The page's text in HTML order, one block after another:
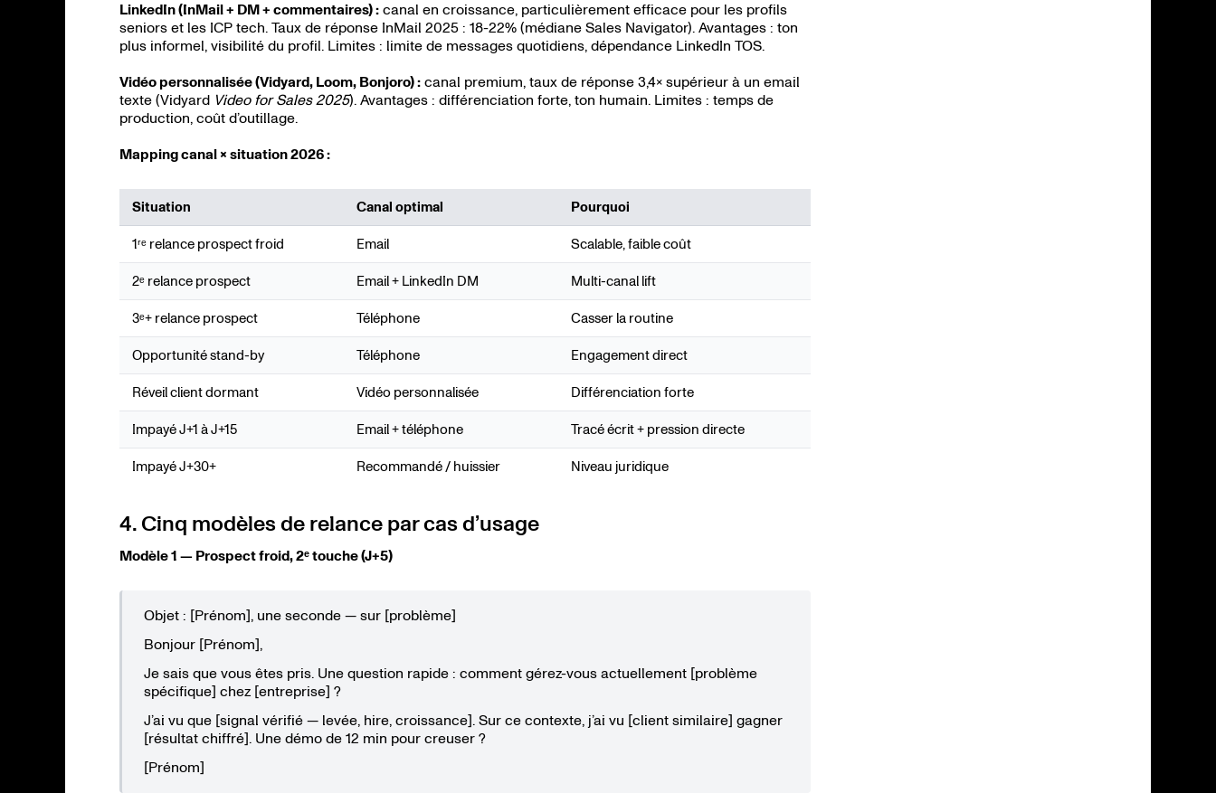
LinkedIn (InMail + DM + commentaires) : canal en croissance, particulièrement efficace pour les profils
seniors et les ICP tech. Taux de réponse InMail 2025 : 18-22% (médiane Sales Navigator). Avantages : ton
plus informel, visibilité du profil. Limites : limite de messages quotidiens, dépendance LinkedIn TOS.
Vidéo personnalisée (Vidyard, Loom, Bonjoro) : canal premium, taux de réponse 3,4× supérieur à un email
texte (Vidyard Video for Sales 2025). Avantages : différenciation forte, ton humain. Limites : temps de
production, coût d’outillage.
Mapping canal × situation 2026 :
Situation Canal optimal Pourquoi
1ʳᵉ relance prospect froid Email Scalable, faible coût
2ᵉ relance prospect Email + LinkedIn DM Multi-canal lift
3ᵉ+ relance prospect Téléphone Casser la routine
Opportunité stand-by Téléphone Engagement direct
Réveil client dormant Vidéo personnalisée Différenciation forte
Impayé J+1 à J+15 Email + téléphone Tracé écrit + pression directe
Impayé J+30+ Recommandé / huissier Niveau juridique
4. Cinq modèles de relance par cas d’usage
Modèle 1 — Prospect froid, 2ᵉ touche (J+5)
Objet : [Prénom], une seconde — sur [problème]
Bonjour [Prénom],
Je sais que vous êtes pris. Une question rapide : comment gérez-vous actuellement [problème
spécifique] chez [entreprise] ?
J’ai vu que [signal vérifié — levée, hire, croissance]. Sur ce contexte, j’ai vu [client similaire] gagner
[résultat chiffré]. Une démo de 12 min pour creuser ?
[Prénom]